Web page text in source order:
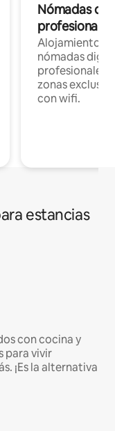
Nómadas
Alojamientos
nómadas
profesionales
zonas
con wifi.
estancias
con cocina y
para vivir
¡Es la alternativa